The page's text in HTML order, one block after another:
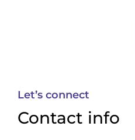
Let’s connect
Contact info